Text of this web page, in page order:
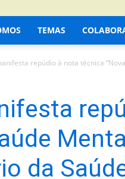
TEMAS
repúdio à nota técnica
da